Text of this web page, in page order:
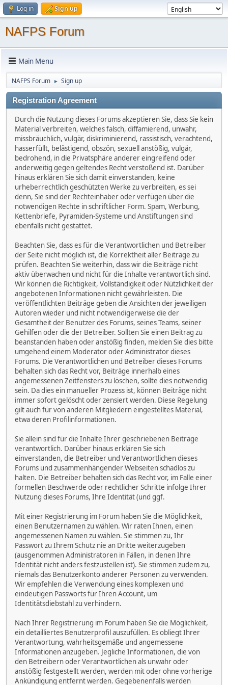
Log in Sign up
NAFPS Forum
Main Menu
NAFPS Forum ► Sign up
Registration Agreement
Durch die Nutzung dieses Forums akzeptieren Sie, dass Sie kein
Material verbreiten, welches falsch, diffamierend, unwahr,
missbräuchlich, vulgär, diskriminierend, rassistisch, verachtend,
hasserfüllt, belästigend, obszön, sexuell anstößig, vulgär,
bedrohend, in die Privatsphäre anderer eingreifend oder
anderweitig gegen geltendes Recht verstoßend ist. Darüber
hinaus erklären Sie sich damit einverstanden, keine
urheberrechtlich geschützten Werke zu verbreiten, es sei
denn, Sie sind der Rechteinhaber oder verfügen über die
notwendigen Rechte in schriftlicher Form. Spam, Werbung,
Kettenbriefe, Pyramiden-Systeme und Anstiftungen sind
ebenfalls nicht gestattet.
Beachten Sie, dass es für die Verantwortlichen und Betreiber
der Seite nicht möglich ist, die Korrektheit aller Beiträge zu
prüfen. Beachten Sie weiterhin, dass wir die Beiträge nicht
aktiv überwachen und nicht für die Inhalte verantwortlich sind.
Wir können die Richtigkeit, Vollständigkeit oder Nützlichkeit der
angebotenen Informationen nicht gewährleisten. Die
veröffentlichten Beiträge geben die Ansichten der jeweiligen
Autoren wieder und nicht notwendigerweise die der
Gesamtheit der Benutzer des Forums, seines Teams, seiner
Gehilfen oder die der Betreiber. Sollten Sie einen Beitrag zu
beanstanden haben oder anstößig finden, melden Sie dies bitte
umgehend einem Moderator oder Administrator dieses
Forums. Die Verantwortlichen und Betreiber dieses Forums
behalten sich das Recht vor, Beiträge innerhalb eines
angemessenen Zeitfensters zu löschen, sollte dies notwendig
sein. Da dies ein manueller Prozess ist, können Beiträge nicht
immer sofort gelöscht oder zensiert werden. Diese Regelung
gilt auch für von anderen Mitgliedern eingestelltes Material,
etwa deren Profilinformationen.
Sie allein sind für die Inhalte Ihrer geschriebenen Beiträge
verantwortlich. Darüber hinaus erklären Sie sich
einverstanden, die Betreiber und Verantwortlichen dieses
Forums und zusammenhängender Webseiten schadlos zu
halten. Die Betreiber behalten sich das Recht vor, im Falle einer
formellen Beschwerde oder rechtlicher Schritte infolge Ihrer
Nutzung dieses Forums, Ihre Identität (und ggf.
Mit einer Registrierung im Forum haben Sie die Möglichkeit,
einen Benutzernamen zu wählen. Wir raten Ihnen, einen
angemessenen Namen zu wählen. Sie stimmen zu, Ihr
Passwort zu Ihrem Schutz nie an Dritte weiterzugeben
(ausgenommen Administratoren in Fällen, in denen Ihre
Identität nicht anders festzustellen ist). Sie stimmen zudem zu,
niemals das Benutzerkonto anderer Personen zu verwenden.
Wir empfehlen die Verwendung eines komplexen und
eindeutigen Passworts für Ihren Account, um
Identitätsdiebstahl zu verhindern.
Nach Ihrer Registrierung im Forum haben Sie die Möglichkeit,
ein detailliertes Benutzerprofil auszufüllen. Es obliegt Ihrer
Verantwortung, wahrheitsgemäße und angemessene
Informationen anzugeben. Jegliche Informationen, die von
den Betreibern oder Verantwortlichen als unwahr oder
anstößig festgestellt werden, werden mit oder ohne vorherige
Ankündigung entfernt werden. Gegebenenfalls werden